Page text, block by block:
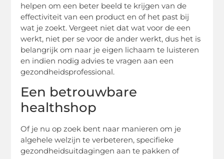
helpen om een beter beeld te krijgen van de
effectiviteit van een product en of het past bij
wat je zoekt. Vergeet niet dat wat voor de een
werkt, niet per se voor de ander werkt, dus het is
belangrijk om naar je eigen lichaam te luisteren
en indien nodig advies te vragen aan een
gezondheidsprofessional.
Een betrouwbare
healthshop
Of je nu op zoek bent naar manieren om je
algehele welzijn te verbeteren, specifieke
gezondheidsuitdagingen aan te pakken of